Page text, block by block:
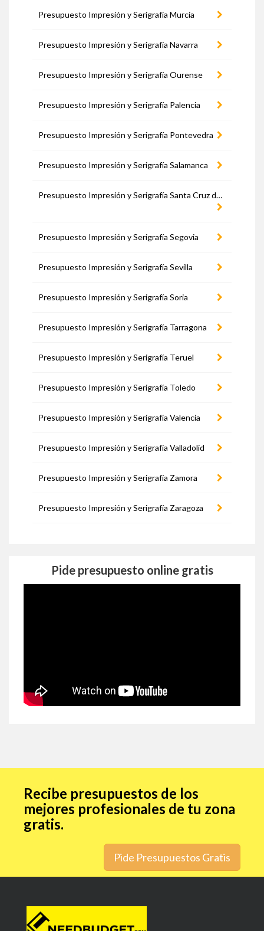
Presupuesto Impresión y Serigrafía Murcia
Presupuesto Impresión y Serigrafía Navarra
Presupuesto Impresión y Serigrafía Ourense
Presupuesto Impresión y Serigrafía Palencia
Presupuesto Impresión y Serigrafía Pontevedra
Presupuesto Impresión y Serigrafía Salamanca
Presupuesto Impresión y Serigrafía Santa Cruz de Tenerife
Presupuesto Impresión y Serigrafía Segovia
Presupuesto Impresión y Serigrafía Sevilla
Presupuesto Impresión y Serigrafía Soria
Presupuesto Impresión y Serigrafía Tarragona
Presupuesto Impresión y Serigrafía Teruel
Presupuesto Impresión y Serigrafía Toledo
Presupuesto Impresión y Serigrafía Valencia
Presupuesto Impresión y Serigrafía Valladolid
Presupuesto Impresión y Serigrafía Zamora
Presupuesto Impresión y Serigrafía Zaragoza
Pide presupuesto online gratis
Recibe presupuestos de los
mejores profesionales de tu zona
gratis.
Pide Presupuestos Gratis